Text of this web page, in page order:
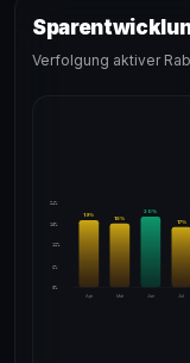
Verfolgung aktiver
24%
18%
12%
6%
0%
Apr
19%
Mai
18%
Jun
20%
Jul
17%